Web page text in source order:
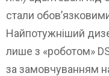
стали
Найпотужніший
лише з «роботом»
за замовчуванням